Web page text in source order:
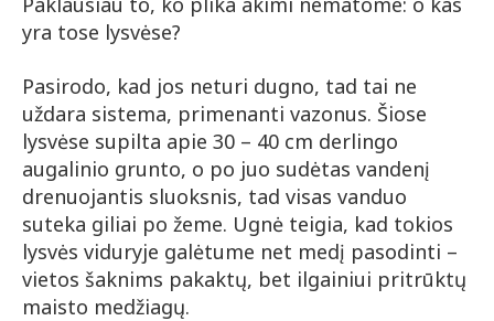
yra tose lysvėse?
Pasirodo, kad jos neturi dugno, tad tai ne
uždara sistema, primenanti vazonus. Šiose
lysvėse supilta apie 30 – 40 cm derlingo
augalinio grunto, o po juo sudėtas vandenį
drenuojantis sluoksnis, tad visas vanduo
suteka giliai po žeme. Ugnė teigia, kad tokios
lysvės viduryje galėtume net medį pasodinti –
vietos šaknims pakaktų, bet ilgainiui pritrūktų
maisto medžiagų.